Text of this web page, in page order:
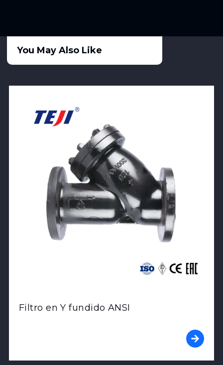
You May Also Like
Filtro en Y fundido ANSI